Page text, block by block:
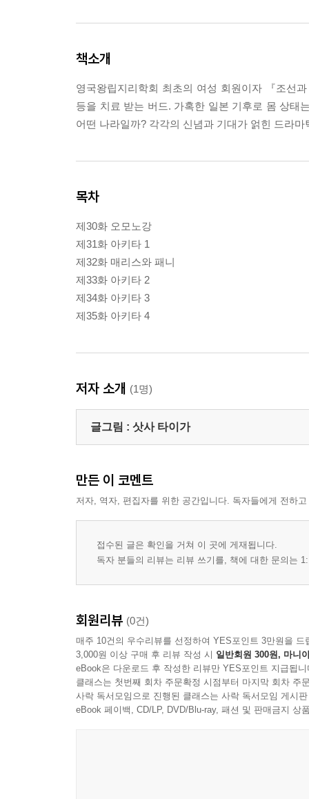
책소개
영국왕립지리학회 최초의 여성 회원이자 『조선
등을 치료 받는 버드. 가혹한 일본 기후로 몸 상태
어떤 나라일까? 각각의 신념과 기대가 얽힌 드라마
목차
제30화 오모노강
제31화 아키타 1
제32화 매리스와 패니
제33화 아키타 2
제34화 아키타 3
제35화 아키타 4
저자 소개 (1명)
글그림 : 삿사 타이가
만든 이 코멘트
저자, 역자, 편집자를 위한 공간입니다. 독자들에게 전하
접수된 글은 확인을 거쳐 이 곳에 게재됩니다.
독자 분들의 리뷰는 리뷰 쓰기를, 책에 대한 문의는
회원리뷰 (0건)
매주 10건의 우수리뷰를 선정하여 YES포인트 3만원을 드
3,000원 이상 구매 후 리뷰 작성 시 일반회원 300원, 마니
eBook은 다운로드 후 작성한 리뷰만 YES포인트 지급됩니
클래스는 첫번째 회차 주문확정 시점부터 마지막 회차 주
사락 독서모임으로 진행된 클래스는 사락 독서모임 게시
eBook 페이백, CD/LP, DVD/Blu-ray, 패션 및 판매금지 상